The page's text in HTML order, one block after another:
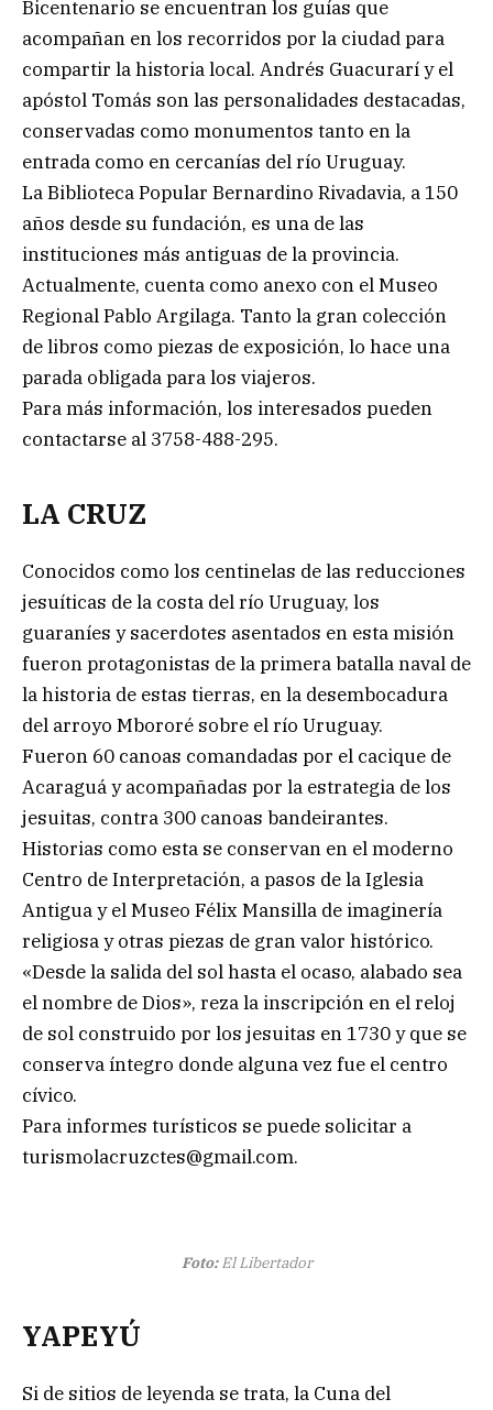
Bicentenario se encuentran los guías que
acompañan en los recorridos por la ciudad para
compartir la historia local. Andrés Guacurarí y el
apóstol Tomás son las personalidades destacadas,
conservadas como monumentos tanto en la
entrada como en cercanías del río Uruguay.
La Biblioteca Popular Bernardino Rivadavia, a 150
años desde su fundación, es una de las
instituciones más antiguas de la provincia.
Actualmente, cuenta como anexo con el Museo
Regional Pablo Argilaga. Tanto la gran colección
de libros como piezas de exposición, lo hace una
parada obligada para los viajeros.
Para más información, los interesados pueden
contactarse al 3758-488-295.
LA CRUZ
Conocidos como los centinelas de las reducciones
jesuíticas de la costa del río Uruguay, los
guaraníes y sacerdotes asentados en esta misión
fueron protagonistas de la primera batalla naval de
la historia de estas tierras, en la desembocadura
del arroyo Mbororé sobre el río Uruguay.
Fueron 60 canoas comandadas por el cacique de
Acaraguá y acompañadas por la estrategia de los
jesuitas, contra 300 canoas bandeirantes.
Historias como esta se conservan en el moderno
Centro de Interpretación, a pasos de la Iglesia
Antigua y el Museo Félix Mansilla de imaginería
religiosa y otras piezas de gran valor histórico.
«Desde la salida del sol hasta el ocaso, alabado sea
el nombre de Dios», reza la inscripción en el reloj
de sol construido por los jesuitas en 1730 y que se
conserva íntegro donde alguna vez fue el centro
cívico.
Para informes turísticos se puede solicitar a
turismolacruzctes@gmail.com.
Foto:El Libertador
YAPEYÚ
Si de sitios de leyenda se trata, la Cuna del